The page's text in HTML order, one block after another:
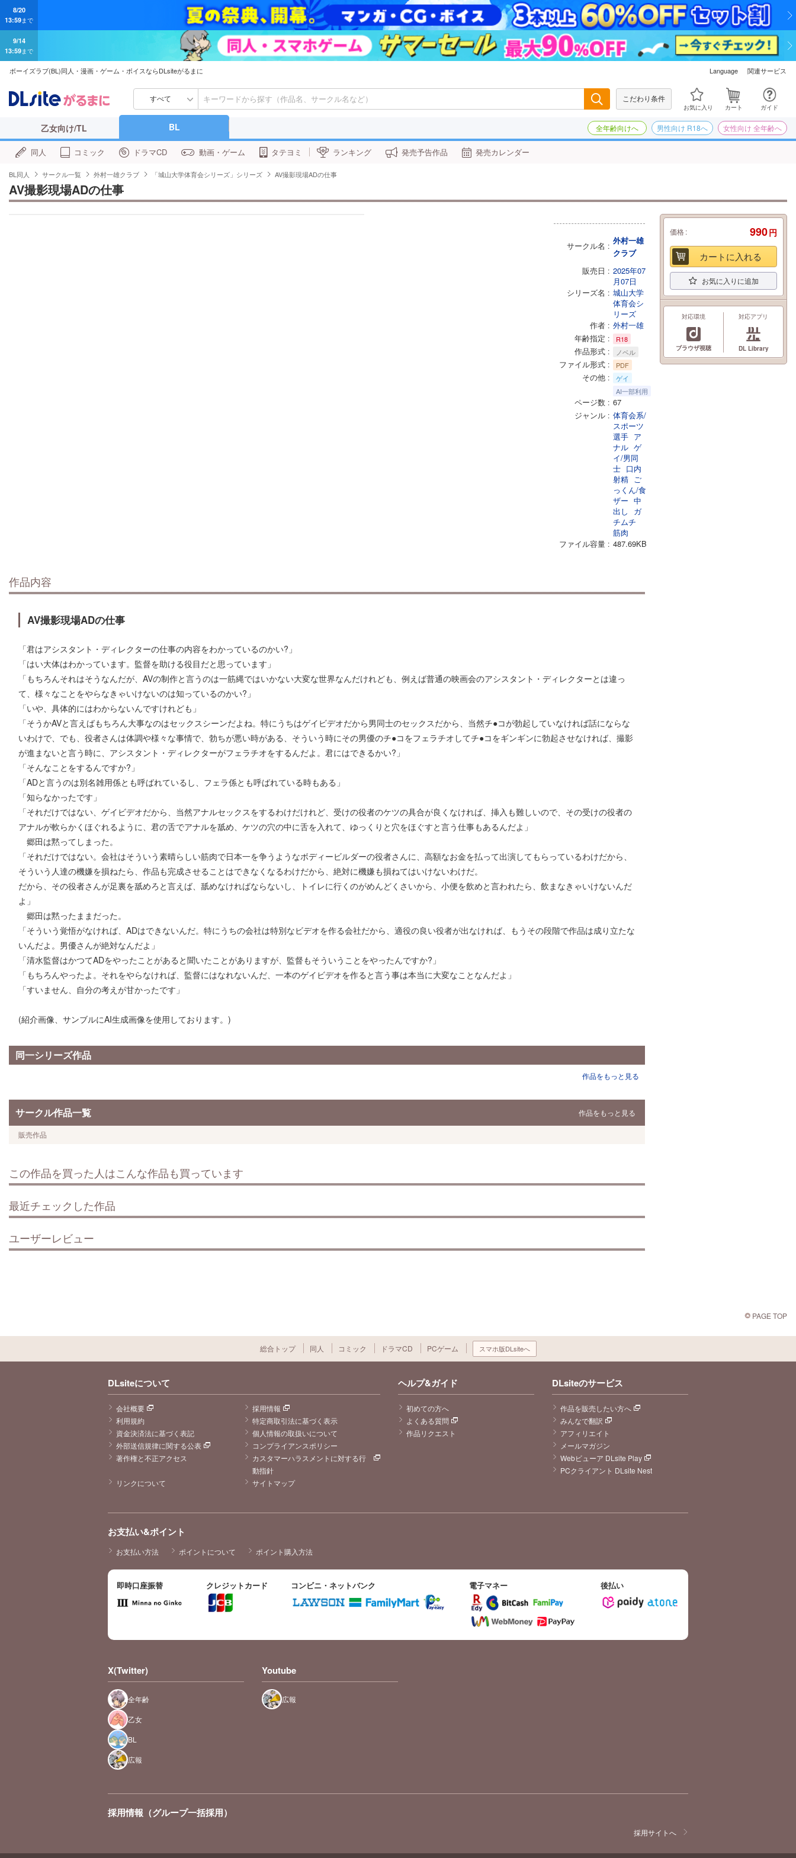
9/14
13:59まで
ボーイズラブ(BL)同人・漫画・ゲーム・ボイスならDLsiteがるまに Language 関連サービス
すべて こだわり条件
お気に入り カート ガイド
乙女向け/TL BL 全年齢向けへ 男性向け R18へ 女性向け 全年齢へ
同人 コミック ドラマCD 動画・ゲーム タテヨミ ランキング 発売予告作品 発売カレンダー
BL同人 サークル一覧 外村一雄クラブ 「城山大学体育会シリーズ」シリーズ AV撮影現場ADの仕事
AV撮影現場ADの仕事
サークル名
外村一雄
クラブ
販売日
2025年07
月07日
シリーズ名
城山大学
体育会シ
リーズ
作者
外村一雄
年齢指定
R18
作品形式 ノベル
ファイル形式 PDF
その他
ゲイ
AI一部利用
ページ数
67
ジャンル
体育会系/
スポーツ
選手 ア
ナル ゲ
イ/男同
士 口内
射精 ご
っくん/食
ザー 中
出し
ガ
チムチ
筋肉
ファイル容量
487.69KB
作品内容
AV撮影現場ADの仕事
「君はアシスタント・ディレクターの仕事の内容をわかっているのかい?」
「はい大体はわかっています。監督を助ける役目だと思っています」
「もちろんそれはそうなんだが、AVの制作と言うのは一筋縄ではいかない大変な世界なんだけれども、例えば普通の映画会のアシスタント・ディレクターとは違っ
て、様々なことをやらなきゃいけないのは知っているのかい?」
「いや、具体的にはわからないんですけれども」
「そうかAVと言えばもちろん大事なのはセックスシーンだよね。特にうちはゲイビデオだから男同士のセックスだから、当然チ●コが勃起していなければ話にならな
いわけで、でも、役者さんは体調や様々な事情で、勃ちが悪い時がある、そういう時にその男優のチ●コをフェラチオしてチ●コをギンギンに勃起させなければ、撮影
が進まないと言う時に、アシスタント・ディレクターがフェラチオをするんだよ。君にはできるかい?」
「そんなことをするんですか?」
「ADと言うのは別名雑用係とも呼ばれているし、フェラ係とも呼ばれている時もある」
「知らなかったです」
「それだけではない、ゲイビデオだから、当然アナルセックスをするわけだけれど、受けの役者のケツの具合が良くなければ、挿入も難しいので、その受けの役者の
アナルが軟らかくほぐれるように、君の舌でアナルを舐め、ケツの穴の中に舌を入れて、ゆっくりと穴をほぐすと言う仕事もあるんだよ」
郷田は黙ってしまった。
「それだけではない。会社はそういう素晴らしい筋肉で日本一を争うようなボディービルダーの役者さんに、高額なお金を払って出演してもらっているわけだから、
そういう人達の機嫌を損ねたら、作品も完成させることはできなくなるわけだから、絶対に機嫌も損ねてはいけないわけだ。
だから、その役者さんが足裏を舐めろと言えば、舐めなければならないし、トイレに行くのがめんどくさいから、小便を飲めと言われたら、飲まなきゃいけないんだ
よ」
郷田は黙ったままだった。
「そういう覚悟がなければ、ADはできないんだ。特にうちの会社は特別なビデオを作る会社だから、適役の良い役者が出なければ、もうその段階で作品は成り立たな
いんだよ。男優さんが絶対なんだよ」
「清水監督はかつてADをやったことがあると聞いたことがありますが、監督もそういうことをやったんですか?」
「もちろんやったよ。それをやらなければ、監督にはなれないんだ、一本のゲイビデオを作ると言う事は本当に大変なことなんだよ」
「すいません、自分の考えが甘かったです」
(紹介画像、サンブルにAI生成画像を使用しております。)
同一シリーズ作品
作品をもっと見る
サークル作品一覧 作品をもっと見る
販売作品
この作品を買った人はこんな作品も買っています
最近チェックした作品
ユーザーレビュー
価格 990円
カートに入れる
お気に入りに追加
対応環境
ブラウザ視聴
対応アプリ
DL Library
PAGE TOP
総合トップ 同人 コミック ドラマCD PCゲーム スマホ版DLsiteへ
DLsiteについて
会社概要
採用情報
利用規約
特定商取引法に基づく表示
資金決済法に基づく表記
個人情報の取扱いについて
外部送信規律に関する公表
コンプライアンスポリシー
著作権と不正アクセス
カスタマーハラスメントに対する行
動指針
リンクについて
サイトマップ
ヘルプ&ガイド
初めての方へ
よくある質問
作品リクエスト
DLsiteのサービス
作品を販売したい方へ
みんなで翻訳
アフィリエイト
メールマガジン
Webビューア DLsite Play
PCクライアント DLsite Nest
お支払い&ポイント
お支払い方法 ポイントについて ポイント購入方法
即時口座振替 クレジットカード コンビニ・ネットバンク 電子マネー 後払い
X(Twitter)
全年齢
乙女
BL
広報
Youtube
広報
採用情報（グループ一括採用）
採用サイトへ